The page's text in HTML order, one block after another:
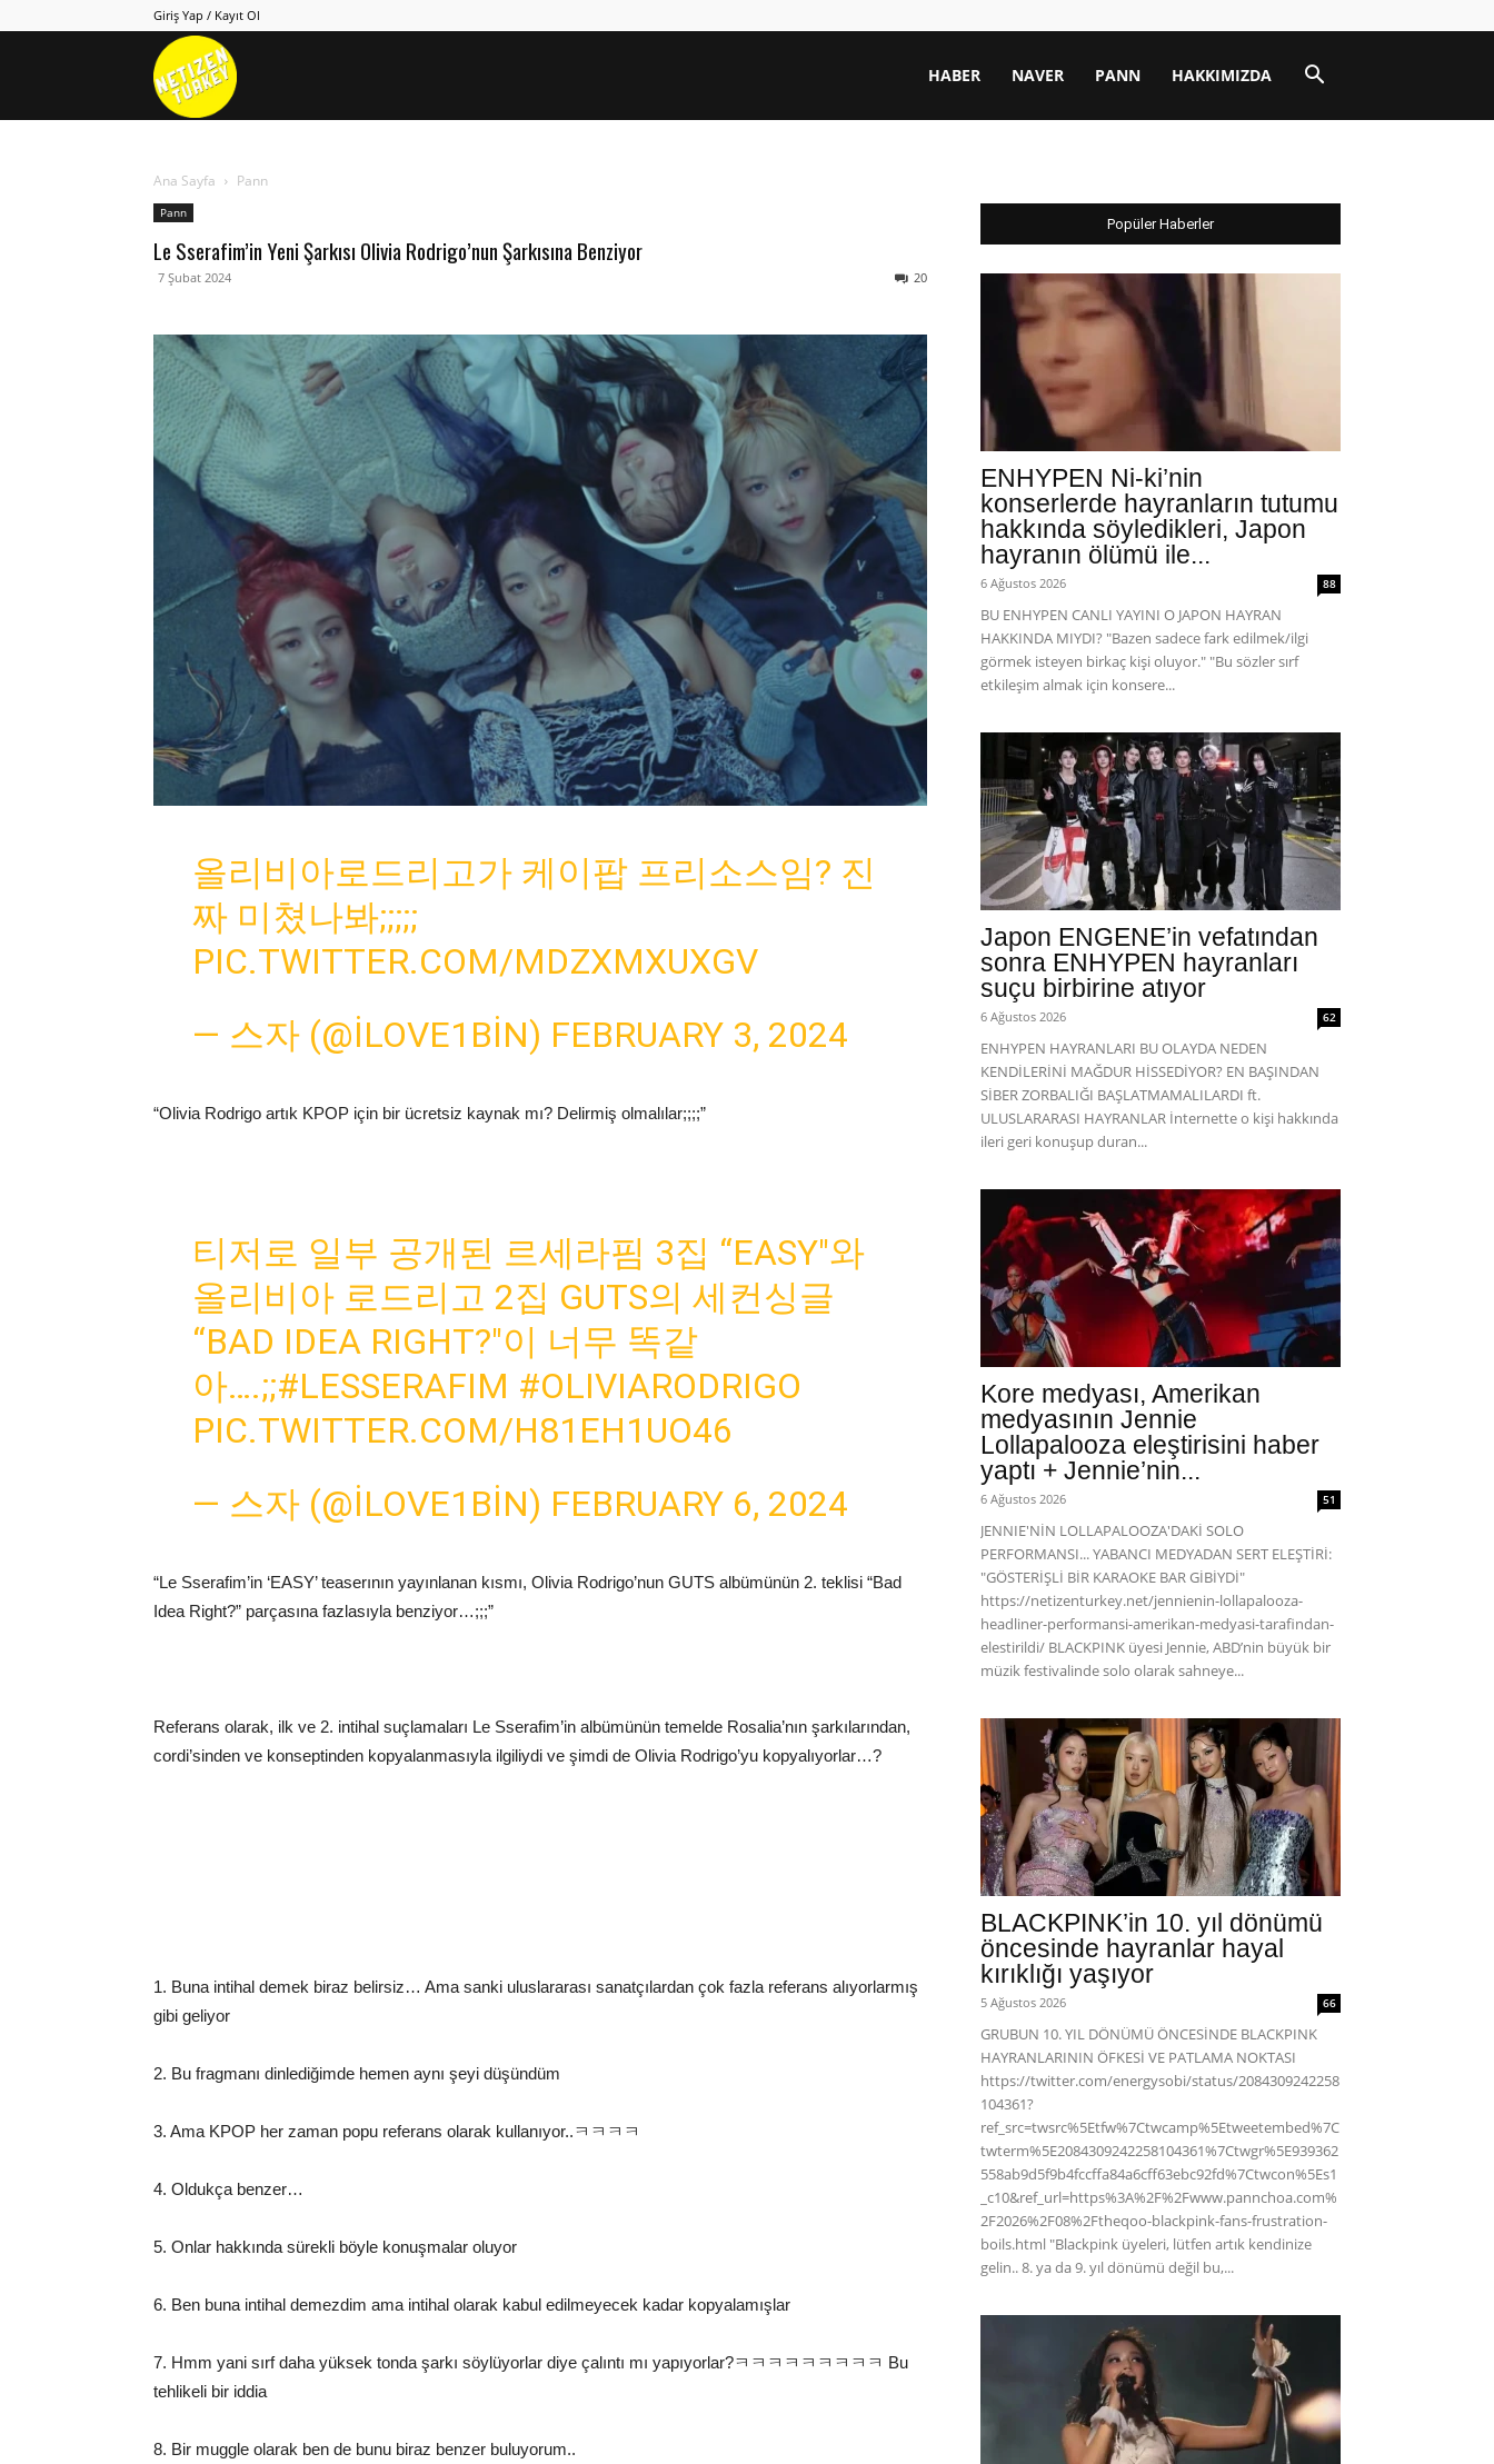
Giriş Yap / Kayıt Ol
Netizen HABER NAVER PANN HAKKIMIZDA
Ana Sayfa Pann
Pann
Le Sserafim’in Yeni Şarkısı Olivia Rodrigo’nun Şarkısına Benziyor
7 Şubat 2024 20
올리비아로드리고가 케이팝 프리소스임? 진
짜 미쳤나봐;;;;;
PIC.TWITTER.COM/MDZXMXUXGV
— 스자 (@ILOVE1BIN) FEBRUARY 3, 2024
“Olivia Rodrigo artık KPOP için bir ücretsiz kaynak mı? Delirmiş olmalılar;;;;”
티저로 일부 공개된 르세라핌 3집 “EASY"와
올리비아 로드리고 2집 GUTS의 세컨싱글
“BAD IDEA RIGHT?"이 너무 똑같
아….;;#LESSERAFIM #OLIVIARODRIGO
PIC.TWITTER.COM/H81EH1UO46
— 스자 (@ILOVE1BIN) FEBRUARY 6, 2024
“Le Sserafim’in ‘EASY’ teaserının yayınlanan kısmı, Olivia Rodrigo’nun GUTS albümünün 2. teklisi “Bad
Idea Right?” parçasına fazlasıyla benziyor…;;;”
Referans olarak, ilk ve 2. intihal suçlamaları Le Sserafim’in albümünün temelde Rosalia’nın şarkılarından,
cordi’sinden ve konseptinden kopyalanmasıyla ilgiliydi ve şimdi de Olivia Rodrigo’yu kopyalıyorlar…?
1. Buna intihal demek biraz belirsiz… Ama sanki uluslararası sanatçılardan çok fazla referans alıyorlarmış
gibi geliyor
2. Bu fragmanı dinlediğimde hemen aynı şeyi düşündüm
3. Ama KPOP her zaman popu referans olarak kullanıyor..ㅋㅋㅋㅋ
4. Oldukça benzer…
5. Onlar hakkında sürekli böyle konuşmalar oluyor
6. Ben buna intihal demezdim ama intihal olarak kabul edilmeyecek kadar kopyalamışlar
7. Hmm yani sırf daha yüksek tonda şarkı söylüyorlar diye çalıntı mı yapıyorlar?ㅋㅋㅋㅋㅋㅋㅋㅋㅋ Bu
tehlikeli bir iddia
8. Bir muggle olarak ben de bunu biraz benzer buluyorum..
Popüler Haberler
ENHYPEN Ni-ki’nin
konserlerde hayranların tutumu
hakkında söyledikleri, Japon
hayranın ölümü ile...
6 Ağustos 2026 88
BU ENHYPEN CANLI YAYINI O JAPON HAYRAN
HAKKINDA MIYDI? "Bazen sadece fark edilmek/ilgi
görmek isteyen birkaç kişi oluyor." "Bu sözler sırf
etkileşim almak için konsere...
Japon ENGENE’in vefatından
sonra ENHYPEN hayranları
suçu birbirine atıyor
6 Ağustos 2026 62
ENHYPEN HAYRANLARI BU OLAYDA NEDEN
KENDİLERİNİ MAĞDUR HİSSEDİYOR? EN BAŞINDAN
SİBER ZORBALIĞI BAŞLATMAMALILARDI ft.
ULUSLARARASI HAYRANLAR İnternette o kişi hakkında
ileri geri konuşup duran...
Kore medyası, Amerikan
medyasının Jennie
Lollapalooza eleştirisini haber
yaptı + Jennie’nin...
6 Ağustos 2026 51
JENNIE'NİN LOLLAPALOOZA'DAKİ SOLO
PERFORMANSI... YABANCI MEDYADAN SERT ELEŞTİRİ:
"GÖSTERİŞLİ BİR KARAOKE BAR GİBİYDİ"
https://netizenturkey.net/jennienin-lollapalooza-
headliner-performansi-amerikan-medyasi-tarafindan-
elestirildi/ BLACKPINK üyesi Jennie, ABD’nin büyük bir
müzik festivalinde solo olarak sahneye...
BLACKPINK’in 10. yıl dönümü
öncesinde hayranlar hayal
kırıklığı yaşıyor
5 Ağustos 2026 66
GRUBUN 10. YIL DÖNÜMÜ ÖNCESİNDE BLACKPINK
HAYRANLARININ ÖFKESİ VE PATLAMA NOKTASI
https://twitter.com/energysobi/status/2084309242258
104361?
ref_src=twsrc%5Etfw%7Ctwcamp%5Etweetembed%7C
twterm%5E2084309242258104361%7Ctwgr%5E939362
558ab9d5f9b4fccffa84a6cff63ebc92fd%7Ctwcon%5Es1
_c10&ref_url=https%3A%2F%2Fwww.pannchoa.com%
2F2026%2F08%2Ftheqoo-blackpink-fans-frustration-
boils.html "Blackpink üyeleri, lütfen artık kendinize
gelin.. 8. ya da 9. yıl dönümü değil bu,...